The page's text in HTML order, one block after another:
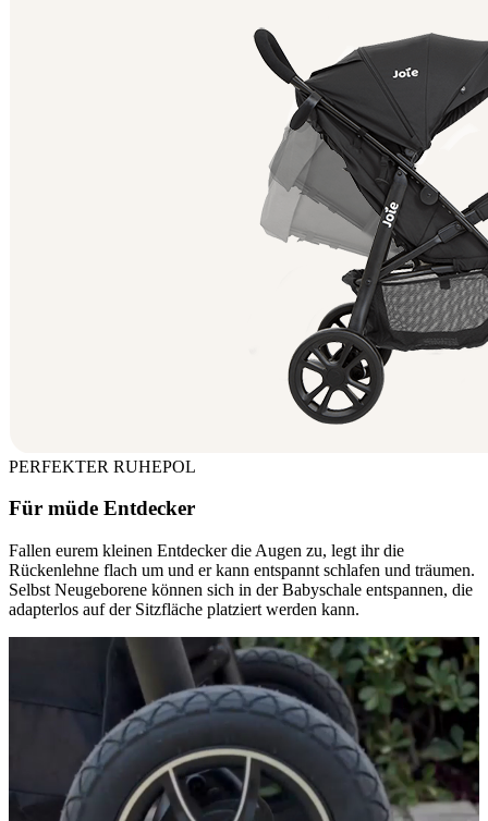
PERFEKTER RUHEPOL
Für müde Entdecker
Fallen eurem kleinen Entdecker die Augen zu, legt ihr die
Rückenlehne flach um und er kann entspannt schlafen und träumen.
Selbst Neugeborene können sich in der Babyschale entspannen, die
adapterlos auf der Sitzfläche platziert werden kann.